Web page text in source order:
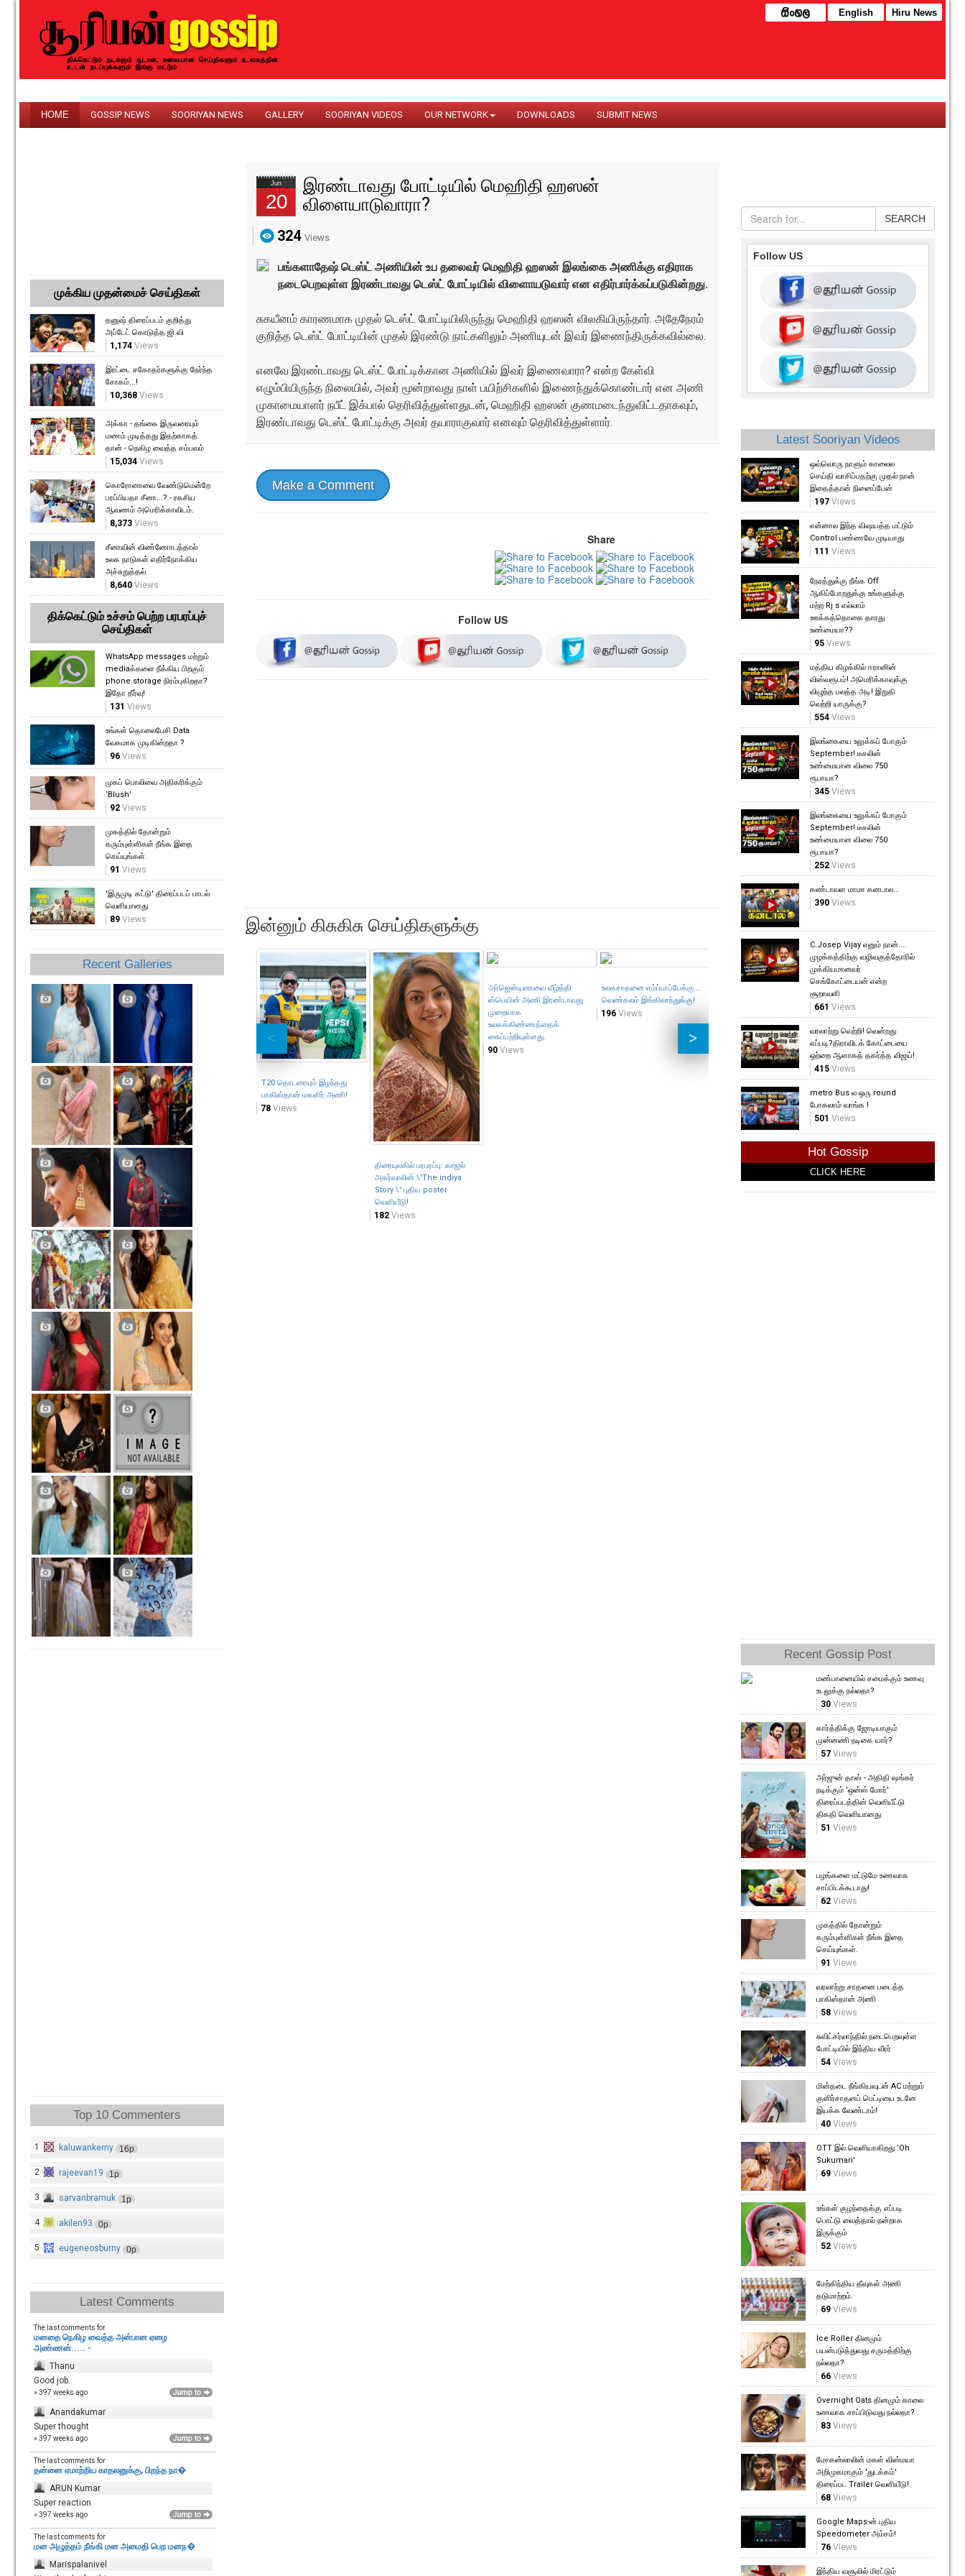
English Hiru News
HOME GOSSIP NEWS SOORIYAN NEWS GALLERY SOORIYAN VIDEOS OUR NETWORK DOWNLOADS SUBMIT NEWS
Jun
20
இரண்டாவது போட்டியில் மெஹிதி ஹஸன்
விளையாடுவாரா?
324 Views
பங்களாதேஷ் டெஸ்ட் அணியின் உப தலைவர் மெஹிதி ஹஸன் இலங்கை அணிக்கு எதிராக
நடைபெறவுள்ள இரண்டாவது டெஸ்ட் போட்டியில் விளைாயடுவார் என எதிர்பார்க்கப்படுகின்றது.
சுகயீனம் காரணமாக முதல் டெஸ்ட் போட்டியிலிருந்து மெஹிதி ஹஸன் விலகியிருந்தார். அதேநேரம்
குறித்த டெஸ்ட் போட்டியின் முதல் இரண்டு நாட்களிலும் அணியுடன் இவர் இணைந்திருக்கவில்லை.
எனவே இரண்டாவது டெஸ்ட் போட்டிக்கான அணியில் இவர் இணைவாரா? என்ற கேள்வி
எழும்பியிருந்த நிலையில், அவர் மூன்றாவது நாள் பயிற்சிகளில் இணைந்துக்கொண்டார் என அணி
முகாமையாளர் நபீட் இக்பால் தெரிவித்துள்ளதுடன், மெஹிதி ஹஸன் குணமடைந்துவிட்டதாகவும்,
இரண்டாவது டெஸ்ட் போட்டிக்கு அவர் தயாராகுவார் எனவும் தெரிவித்துள்ளார்.
Make a Comment
Share
Follow US
இன்னும் கிசுகிசு செய்திகளுக்கு
T20 தொடரையும் இழந்தது
பாகிஸ்தான் மகளிர் அணி!
78 Views
திரையுலகில் பரபரப்பு: காஜல்
அகர்வாலின் \'The indiya
Story \' புதிய poster
வெளியீடு!
182 Views
அர்ஜென்டினாவை வீழ்த்தி
ஸ்பெயின் அணி இரண்டாவது
முறையாக
உலகக்கிண்ணத்தைக்
கைப்பற்றியுள்ளது.
90 Views
உலகசாதனை எம்ப்பாப்பேக்கு…
வெண்கலம் இங்கிலாந்துக்கு!
196 Views
அரையிறுதிக்கு முன்னேறியது
Views
ஷான் மசூத் விலகல்
64 Views
SEARCH
Follow US
Latest Sooriyan Videos
ஒவ்வொரு நாளும் காலைல
செய்தி வாசிப்பதற்கு முதல் நான்
இதைத்தான் நினைப்பேன்
197 Views
என்னால இந்த விஷயத்த மட்டும்
Control பண்ணவே முடியாது
111 Views
நேரத்துக்கு நீங்க Off
ஆகிப்போறதுக்கு உங்களுக்கு
மற்ற Rj s எல்லாம்
ஊக்கத்தொகை தாரது
உண்மையா??
95 Views
மத்திய கிழக்கில் ஈரானின்
விஸ்வரூபம்! அமெரிக்காவுக்கு
விழுந்த பலத்த அடி! இறுதி
வெற்றி யாருக்கு?
554 Views
இலங்கையை உலுக்கப் போகும்
September! டீசலின்
உண்மையான விலை 750
ரூபாயா?
345 Views
இலங்கையை உலுக்கப் போகும்
September! டீசலின்
உண்மையான விலை 750
ரூபாயா?
252 Views
கண்டாவள மாமா கனடால...
390 Views
C.Josep Vijay எனும் நான்....
முழக்கத்திற்கு வழிவகுத்தோரில்
முக்கியமானவர்
செங்கோட்டையன் என்ற
சூறாவளி
661 Views
வரலாற்று வெற்றி! வென்றது
எப்படி?திராவிடக் கோட்டையை
ஒற்றை ஆளாகத் தகர்த்த விஜய்!
415 Views
metro Bus ல ஒரு round
போகலாம் வாங்க !
501 Views
Hot Gossip
CLICK HERE
Recent Gossip Post
மண்பானையில் சமைக்கும் உணவு
உடலுக்கு நல்லதா?
30 Views
கார்த்திக்கு ஜோடியாகும்
முன்னணி நடிகை யார்?
57 Views
அர்ஜுன் தாஸ் - அதிதி ஷங்கர்
நடிக்கும் 'ஒன்ஸ் மோர்'
திரைப்படத்தின் வெளியீட்டு
திகதி வெளியானது
51 Views
பழங்களை மட்டுமே உணவாக
சாப்பிடக்கூடாது!
62 Views
முகத்தில் தோன்றும்
கரும்புள்ளிகள் நீங்க இதை
செய்யுங்கள்.
91 Views
வரலாற்று சாதனை படைத்த
பாகிஸ்தான் அணி
58 Views
சுவிட்சர்லாந்தில் நடைபெறவுள்ள
போட்டியில் இந்திய வீரர்
54 Views
மின்தடை நீங்கியவுடன் AC மற்றும்
குளிர்சாதனப் பெட்டியை உடனே
இயக்க வேண்டாம்!
40 Views
OTT இல் வெளியாகிறது 'Oh
Sukumari'
69 Views
உங்கள் குழந்தைக்கு எப்படி
பொட்டு வைத்தால் நன்றாக
இருக்கும்
52 Views
மேற்கிந்திய தீவுகள் அணி
தடுமாற்றம்.
69 Views
Ice Roller தினமும்
பயன்படுத்துவது சருமத்திற்கு
நல்லதா?
66 Views
Overnight Oats தினமும் காலை
உணவாக சாப்பிடுவது நல்லதா?
83 Views
மோகன்லாலின் மகள் விஸ்மயா
அறிமுகமாகும் 'துடக்கம்'
திரைப்பட Trailer வெளியீடு!
68 Views
Google Maps-ன் புதிய
Speedometer அம்சம்!
76 Views
இந்திய வசூலில் மிரட்டும்
முக்கிய முதன்மைச் செய்திகள்
தனுஷ் திரைப்படம் குறித்து
அப்டேட் கொடுத்த ஜி.வி
1,174 Views
இரட்டை சகோதர்களுக்கு நேர்ந்த
சோகம்...!
10,368 Views
அக்கா - தங்கை இருவரையும்
மணம் முடித்தது இதற்காகத்
தான் - நெகிழ வைத்த சம்பவம்
15,034 Views
கொரோனாவை வேண்டுமென்றே
பரப்பியதா சீனா...? - ரகசிய
ஆவணம் அமெரிக்காவிடம்.
8,373 Views
சீனாவின் விண்ணோடத்தால்
உலக நாடுகள் எதிர்நோக்கிய
அச்சுறுத்தல்.
8,640 Views
திக்கெட்டும் உச்சம் பெற்ற பரபரப்புச்
செய்திகள்
WhatsApp messages மற்றும்
mediaக்களை நீக்கிய பிறகும்
phone storage நிரம்புகிறதா?
இதோ தீர்வு!
131 Views
உங்கள் தொலைபேசி Data
வேகமாக முடிகின்றதா ?
96 Views
முகப் பொலிவை அதிகரிக்கும்
‘Blush’
92 Views
முகத்தில் தோன்றும்
கரும்புள்ளிகள் நீங்க இதை
செய்யுங்கள்.
91 Views
'இருமுடி கட்டு' திரைப்படப் பாடல்
வெளியானது
89 Views
Recent Galleries
Top 10 Commenters
1 kaluwankerny 16p
2 rajeevan19 1p
3 sarvanbramuk 1p
4 akilen93 0p
5 eugeneosburny 0p
Latest Comments
The last comments for
மனதை நெகிழ வைத்த அன்பான ஏழை
அண்ணன்..... -
Thanu
Good job.
» 397 weeks ago
Anandakumar
Super thought
» 397 weeks ago
The last comments for
தன்னை ஏமாற்றிய காதலனுக்கு, பிறந்த நா�
ARUN Kumar
Super reaction
» 397 weeks ago
The last comments for
மன அழுத்தம் நீங்கி மன அமைதி பெற‌ மனந�
Marispalanivel